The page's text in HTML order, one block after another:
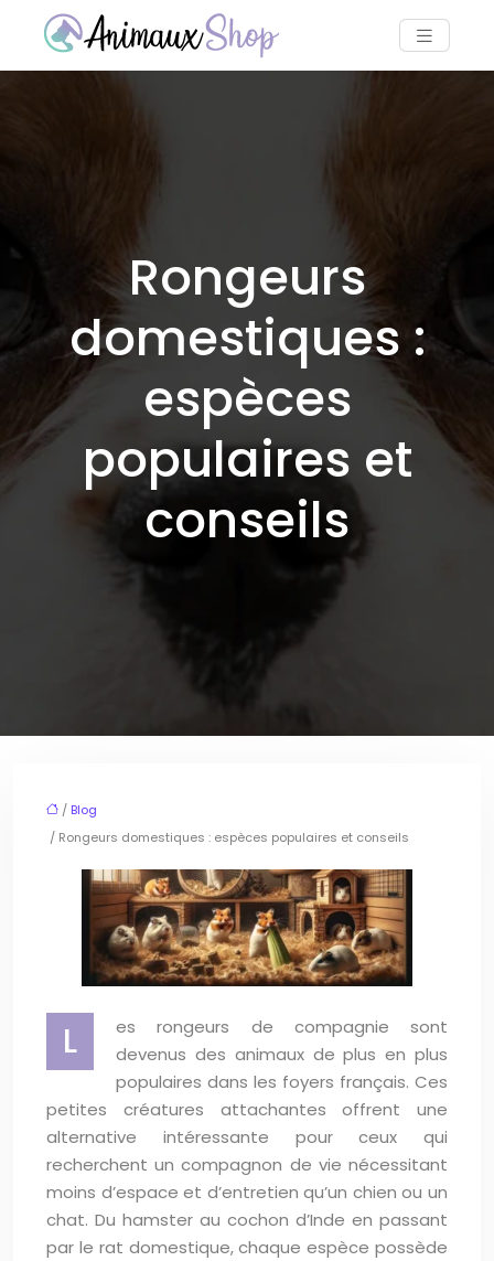
Rongeurs
domestiques :
espèces
populaires et
conseils
/ Blog
/ Rongeurs domestiques : espèces populaires et conseils
L
es rongeurs de compagnie sont
devenus des animaux de plus en plus
populaires dans les foyers français. Ces
petites créatures attachantes offrent une
alternative intéressante pour ceux qui
recherchent un compagnon de vie nécessitant
moins d’espace et d’entretien qu’un chien ou un
chat. Du hamster au cochon d’Inde en passant
par le rat domestique, chaque espèce possède